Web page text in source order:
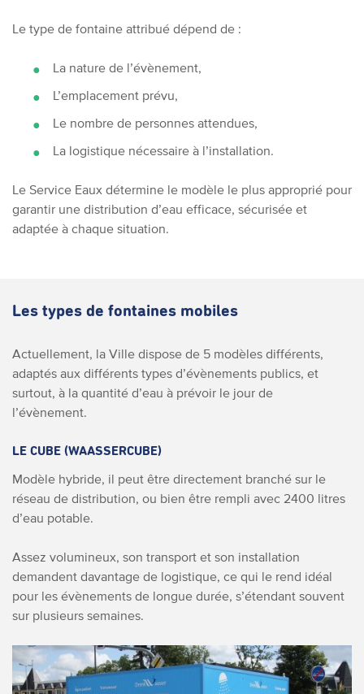
Le type de fontaine attribué dépend de :
La nature de l’évènement,
L’emplacement prévu,
Le nombre de personnes attendues,
La logistique nécessaire à l’installation.
Le Service Eaux détermine le modèle le plus approprié pour
garantir une distribution d’eau efficace, sécurisée et
adaptée à chaque situation.
Les types de fontaines mobiles
Actuellement, la Ville dispose de 5 modèles différents,
adaptés aux différents types d’évènements publics, et
surtout, à la quantité d’eau à prévoir le jour de
l’évènement.
LE CUBE (WAASSERCUBE)
Modèle hybride, il peut être directement branché sur le
réseau de distribution, ou bien être rempli avec 2400 litres
d’eau potable.
Assez volumineux, son transport et son installation
demandent davantage de logistique, ce qui le rend idéal
pour les évènements de longue durée, s’étendant souvent
sur plusieurs semaines.